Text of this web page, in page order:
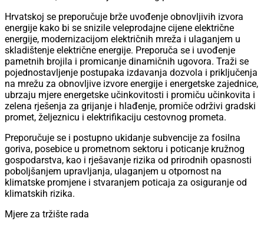
Hrvatskoj se preporučuje brže uvođenje obnovljivih izvora
energije kako bi se snizile veleprodajne cijene električne
energije, modernizacijom električnih mreža i ulaganjem u
skladištenje električne energije. Preporuča se i uvođenje
pametnih brojila i promicanje dinamičnih ugovora. Traži se
pojednostavljenje postupaka izdavanja dozvola i priključenja
na mrežu za obnovljive izvore energije i energetske zajednice,
ubrzaju mjere energetske učinkovitosti i promiču učinkovita i
zelena rješenja za grijanje i hlađenje, promiče održivi gradski
promet, željeznicu i elektrifikaciju cestovnog prometa.
Preporučuje se i postupno ukidanje subvencije za fosilna
goriva, posebice u prometnom sektoru i poticanje kružnog
gospodarstva, kao i rješavanje rizika od prirodnih opasnosti
poboljšanjem upravljanja, ulaganjem u otpornost na
klimatske promjene i stvaranjem poticaja za osiguranje od
klimatskih rizika.
Mjere za tržište rada